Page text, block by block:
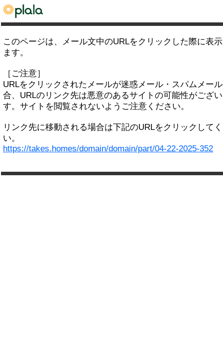
このページは、メール文中のURLをクリックした際に表
ます。
［ご注意］
URLをクリックされたメールが迷惑メール・スパムメー
合、URLのリンク先は悪意のあるサイトの可能性がござ
す。サイトを閲覧されないようご注意ください。
リンク先に移動される場合は下記のURLをクリックして
い。
https://takes.homes/domain/domain/part/04-22-2025-352